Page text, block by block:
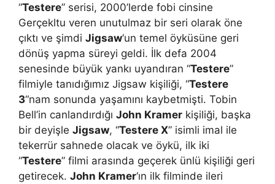
“Testere” serisi, 2000’lerde fobi cinsine
Gerçekltu veren unutulmaz bir seri olarak öne
çıktı ve şimdi Jigsaw‘un temel öyküsüne geri
dönüş yapma süreyi geldi. İlk defa 2004
senesinde büyük yankı uyandıran “Testere”
filmiyle tanıdığımız Jigsaw kişiliği, “Testere
3“nam sonunda yaşamını kaybetmişti. Tobin
Bell’in canlandırdığı John Kramer kişiliği, başka
bir deyişle Jigsaw, “Testere X” isimli imal ile
tekerrür sahnede olacak ve öykü, ilk iki
“Testere” filmi arasında geçerek ünlü kişiliği geri
getirecek. John Kramer‘ın ilk filminde ileri